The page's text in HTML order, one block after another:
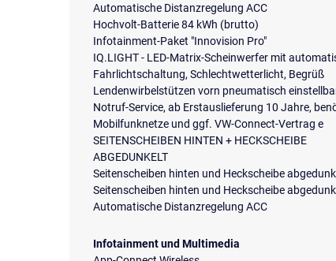
Automatische Distanzregelung ACC
Hochvolt-Batterie 84 kWh (brutto)
Infotainment-Paket "Innovision Pro"
IQ.LIGHT - LED-Matrix-Scheinwerfer mit
Fahrlichtschaltung, Schlechtwetterlicht, Begrüß
Lendenwirbelstützen vorn pneumatisch
Notruf-Service, ab Erstauslieferung 10 Jahre,
Mobilfunknetze und ggf. VW-Connect-Vertrag e
SEITENSCHEIBEN HINTEN + HECKSCHEIBE
ABGEDUNKELT
Seitenscheiben hinten und Heckscheibe
Seitenscheiben hinten und Heckscheibe
Automatische Distanzregelung ACC
Infotainment und Multimedia